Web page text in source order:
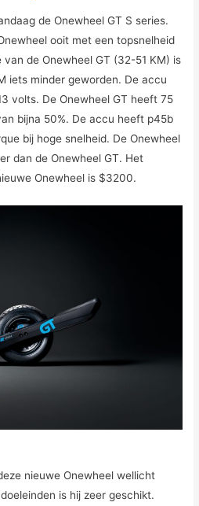
de Onewheel GT S series.
ooit met een topsnelheid
de Onewheel GT (32-51 KM) is
iets minder geworden. De accu
volts. De Onewheel GT heeft 75
bijna 50%. De accu heeft p45b
bij hoge snelheid. De Onewheel
dan de Onewheel GT. Het
Onewheel is $3200.
nieuwe Onewheel wellicht
is hij zeer geschikt.